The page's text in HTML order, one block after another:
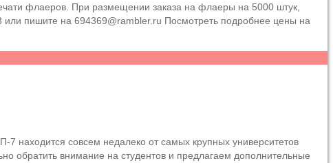
флаеров. При размещении заказа на флаеры на 5000 штук,
пишите на 694369@rambler.ru Посмотреть подробнее цены на
находится совсем недалеко от самых крупных университетов
обратить внимание на студентов и предлагаем дополнительные